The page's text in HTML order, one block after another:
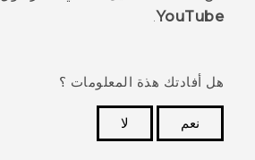
YouTube
.
هل أفادتك هذة المعلومات ؟
نعم
لا